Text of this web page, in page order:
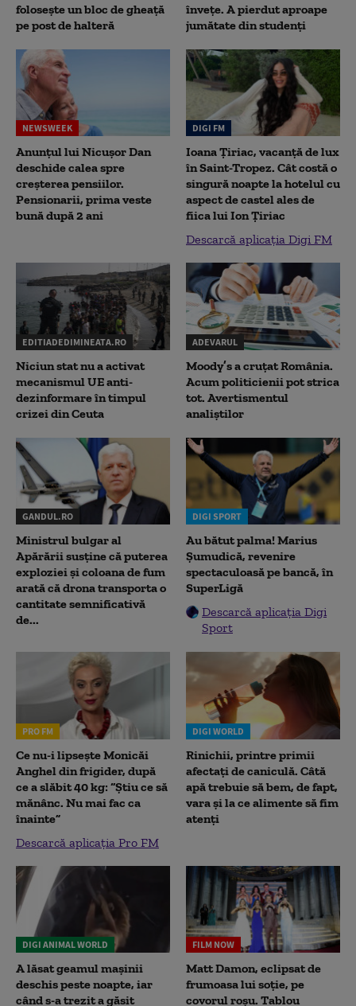
folosește un bloc de gheață
pe post de halteră
înveţe. A pierdut aproape
jumătate din studenţi
NEWSWEEK
Anunțul lui Nicușor Dan
deschide calea spre
creșterea pensiilor.
Pensionarii, prima veste
bună după 2 ani
DIGI FM
Ioana Țiriac, vacanță de lux
în Saint-Tropez. Cât costă o
singură noapte la hotelul cu
aspect de castel ales de
fiica lui Ion Țiriac
Descarcă aplicația Digi FM
EDITIADEDIMINEATA.RO
Niciun stat nu a activat
mecanismul UE anti-
dezinformare în timpul
crizei din Ceuta
ADEVARUL
Moody’s a cruțat România.
Acum politicienii pot strica
tot. Avertismentul
analiștilor
GANDUL.RO
Ministrul bulgar al
Apărării susține că puterea
exploziei și coloana de fum
arată că drona transporta o
cantitate semnificativă
de...
DIGI SPORT
Au bătut palma! Marius
Șumudică, revenire
spectaculoasă pe bancă, în
SuperLigă
Descarcă aplicația Digi
Sport
PRO FM
Ce nu-i lipsește Monicăi
Anghel din frigider, după
ce a slăbit 40 kg: “Știu ce să
mănânc. Nu mai fac ca
înainte”
Descarcă aplicația Pro FM
DIGI WORLD
Rinichii, printre primii
afectați de caniculă. Câtă
apă trebuie să bem, de fapt,
vara și la ce alimente să fim
atenți
DIGI ANIMAL WORLD
A lăsat geamul mașinii
deschis peste noapte, iar
când s-a trezit a găsit
FILM NOW
Matt Damon, eclipsat de
frumoasa lui soție, pe
covorul roșu. Tablou